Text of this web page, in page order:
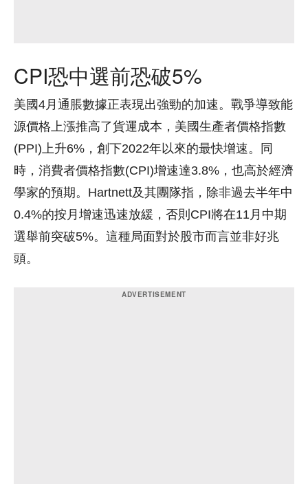
CPI恐中選前恐破5%
美國4月通脹數據正表現出強勁的加速。戰爭導致能
源價格上漲推高了貨運成本，美國生產者價格指數
(PPI)上升6%，創下2022年以來的最快增速。同
時，消費者價格指數(CPI)增速達3.8%，也高於經濟
學家的預期。Hartnett及其團隊指，除非過去半年中
0.4%的按月增速迅速放緩，否則CPI將在11月中期
選舉前突破5%。這種局面對於股市而言並非好兆
頭。